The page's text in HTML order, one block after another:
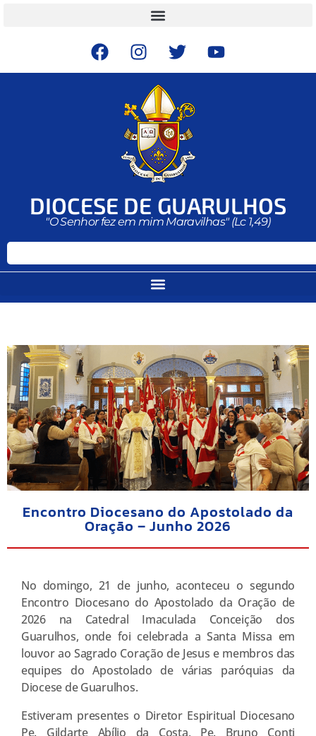
DIOCESE DE GUARULHOS
"O Senhor fez em mim Maravilhas" (Lc 1,49)
Encontro Diocesano do Apostolado da
Oração – Junho 2026
No domingo, 21 de junho, aconteceu o segundo
Encontro Diocesano do Apostolado da Oração de
2026 na Catedral Imaculada Conceição dos
Guarulhos, onde foi celebrada a Santa Missa em
louvor ao Sagrado Coração de Jesus e membros das
equipes do Apostolado de várias paróquias da
Diocese de Guarulhos.
Estiveram presentes o Diretor Espiritual Diocesano
Pe. Gildarte Abílio da Costa, Pe. Bruno Conti